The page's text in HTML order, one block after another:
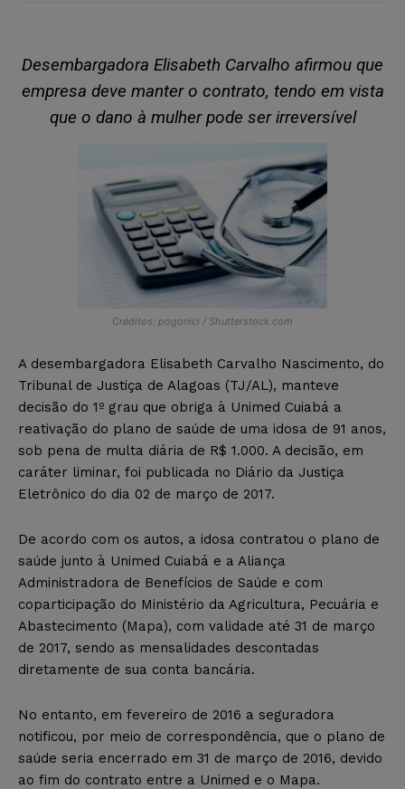
Desembargadora Elisabeth Carvalho afirmou que
empresa deve manter o contrato, tendo em vista
que o dano à mulher pode ser irreversível
Créditos: pogonici / Shutterstock.com
A desembargadora Elisabeth Carvalho Nascimento, do
Tribunal de Justiça de Alagoas (TJ/AL), manteve
decisão do 1º grau que obriga à Unimed Cuiabá a
reativação do plano de saúde de uma idosa de 91 anos,
sob pena de multa diária de R$ 1.000. A decisão, em
caráter liminar, foi publicada no Diário da Justiça
Eletrônico do dia 02 de março de 2017.
De acordo com os autos, a idosa contratou o plano de
saúde junto à Unimed Cuiabá e a Aliança
Administradora de Benefícios de Saúde e com
coparticipação do Ministério da Agricultura, Pecuária e
Abastecimento (Mapa), com validade até 31 de março
de 2017, sendo as mensalidades descontadas
diretamente de sua conta bancária.
No entanto, em fevereiro de 2016 a seguradora
notificou, por meio de correspondência, que o plano de
saúde seria encerrado em 31 de março de 2016, devido
ao fim do contrato entre a Unimed e o Mapa.